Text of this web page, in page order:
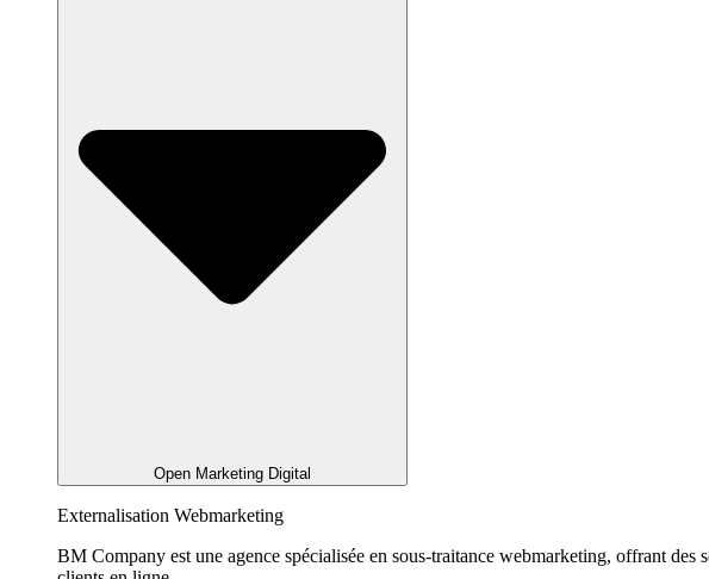
Open Marketing Digital
Externalisation Webmarketing
BM Company est une agence spécialisée en sous-traitance webmarketing, offrant